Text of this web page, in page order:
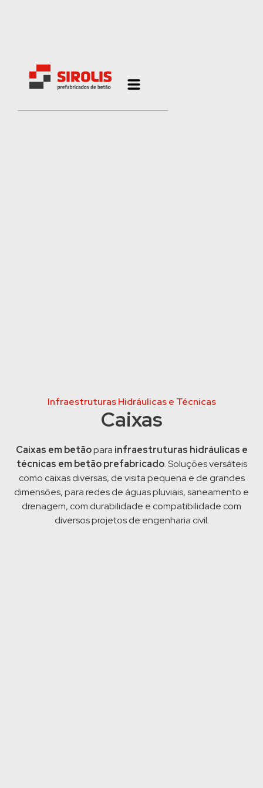
Infraestruturas Hidráulicas e Técnicas
Caixas
Caixas em betãopara infraestruturas hidráulicas e
técnicas em betão prefabricado. Soluções versáteis
como caixas diversas, de visita pequena e de grandes
dimensões, para redes de águas pluviais, saneamento e
drenagem, com durabilidade e compatibilidade com
diversos projetos de engenharia civil.